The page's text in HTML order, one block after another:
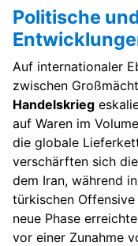
Politische
Auf internationaler
zwischen
Handelskrieg
auf Waren im
die globale
verschärften sich
dem Iran, während
türkischen
neue Phase
vor einer Zunahme